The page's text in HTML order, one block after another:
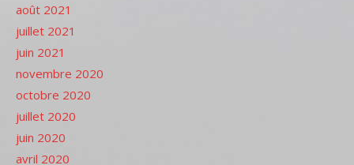
août 2021
juillet 2021
juin 2021
novembre 2020
octobre 2020
juillet 2020
juin 2020
avril 2020